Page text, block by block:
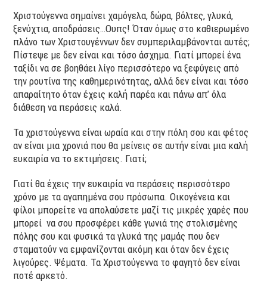
Χριστούγεννα σημαίνει χαμόγελα, δώρα, βόλτες, γλυκά,
ξενύχτια, αποδράσεις…Ουπς! Όταν όμως στο καθιερωμένο
πλάνο των Χριστουγέννων δεν συμπεριλαμβάνονται αυτές;
Πίστεψε με δεν είναι και τόσο άσχημα. Γιατί μπορεί ένα
ταξίδι να σε βοηθάει λίγο περισσότερο να ξεφύγεις από
την ρουτίνα της καθημερινότητας, αλλά δεν είναι και τόσο
απαραίτητο όταν έχεις καλή παρέα και πάνω απ’ όλα
διάθεση να περάσεις καλά.
Τα χριστούγεννα είναι ωραία και στην πόλη σου και φέτος
αν είναι μια χρονιά που θα μείνεις σε αυτήν είναι μια καλή
ευκαιρία να το εκτιμήσεις. Γιατί;
Γιατί θα έχεις την ευκαιρία να περάσεις περισσότερο
χρόνο με τα αγαπημένα σου πρόσωπα. Οικογένεια και
φίλοι μπορείτε να απολαύσετε μαζί τις μικρές χαρές που
μπορεί να σου προσφέρει κάθε γωνιά της στολισμένης
πόλης σου και φυσικά τα γλυκά της μαμάς που δεν
σταματούν να εμφανίζονται ακόμη και όταν δεν έχεις
λιγούρες. Ψέματα. Τα Χριστούγεννα το φαγητό δεν είναι
ποτέ αρκετό.